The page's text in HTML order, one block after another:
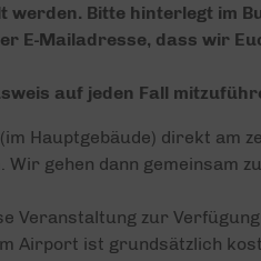
Bitte hinterlegt im
E-Mailadresse, dass wir
auf jeden Fall
Hauptgebäude) direkt am
. Wir gehen dann gemeinsam
Veranstaltung zur
Airport ist grundsätzlich